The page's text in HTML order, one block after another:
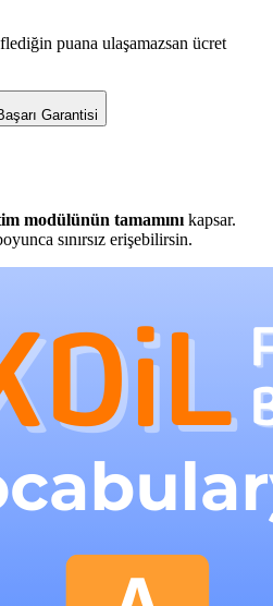
puana ulaşamazsan ücret
Garantisi
modülünün tamamını kapsar.
sınırsız erişebilirsin.